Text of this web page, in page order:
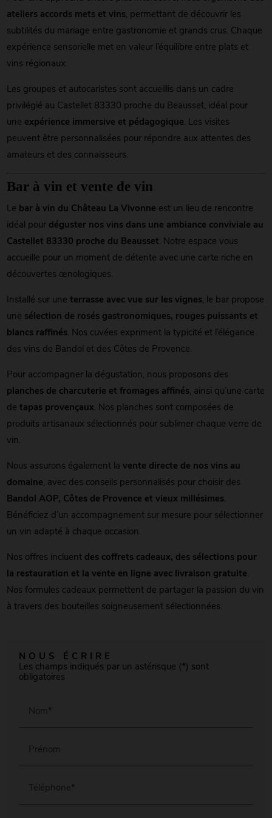
ateliers accords mets et vins, permettant de découvrir les
subtilités du mariage entre gastronomie et grands crus. Chaque
expérience sensorielle met en valeur l’équilibre entre plats et
vins régionaux.
Les groupes et autocaristes sont accueillis dans un cadre
privilégié au Castellet 83330 proche du Beausset, idéal pour
une expérience immersive et pédagogique. Les visites
peuvent être personnalisées pour répondre aux attentes des
amateurs et des connaisseurs.
Bar à vin et vente de vin
Le bar à vin du Château La Vivonne est un lieu de rencontre
idéal pour déguster nos vins dans une ambiance conviviale au
Castellet 83330 proche du Beausset. Notre espace vous
accueille pour un moment de détente avec une carte riche en
découvertes œnologiques.
Installé sur uneterrasse avec vue sur les vignes, le bar propose
une sélection de rosés gastronomiques, rouges puissants et
blancs raffinés. Nos cuvées expriment la typicité et l’élégance
des vins de Bandol et des Côtes de Provence.
Pour accompagner la dégustation, nous proposons des
planches de charcuterie et fromages affinés, ainsi qu’une carte
detapas provençaux. Nos planches sont composées de
produits artisanaux sélectionnés pour sublimer chaque verre de
vin.
Nous assurons également lavente directe de nos vins au
domaine, avec des conseils personnalisés pour choisir des
Bandol AOP, Côtes de Provence et vieux millésimes.
Bénéficiez d’un accompagnement sur mesure pour sélectionner
un vin adapté à chaque occasion.
Nos offres incluent des coffrets cadeaux, des sélections pour
la restauration et la vente en ligne avec livraison gratuite.
Nos formules cadeaux permettent de partager la passion du vin
à travers des bouteilles soigneusement sélectionnées.
NOUS ÉCRIRE
Les champs indiqués par un astérisque (*) sont
obligatoires
Nom*
Prénom
Téléphone*